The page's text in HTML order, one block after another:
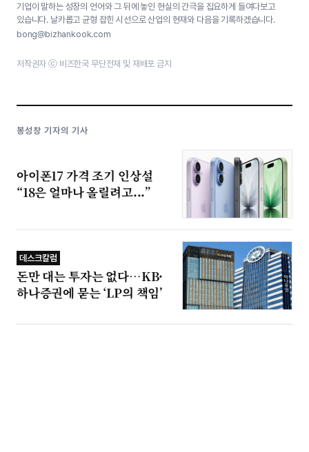
기업이 말하는 성장의 언어와 그 뒤에 놓인 현실의 간극을 집요하게 들여다보고
있습니다. 날카롭고 균형 잡힌 시선으로 산업의 현재와 다음을 기록하겠습니다.
bong@bizhankook.com
저작권자 ⓒ 비즈한국 무단전재 및 재배포 금지
봉성창 기자의 기사
아이폰17 가격 조기 인상설
“18은 얼마나 올릴려고...”
데스크칼럼
돈만 대는 투자는 없다…KB·
하나증권에 묻는 ‘LP의 책임’